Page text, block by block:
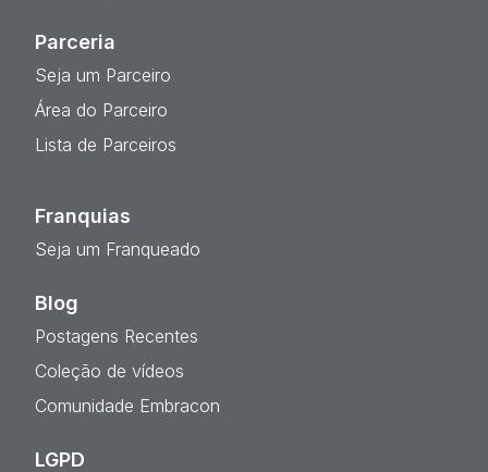
Parceria
Seja um Parceiro
Área do Parceiro
Lista de Parceiros
Franquias
Seja um Franqueado
Blog
Postagens Recentes
Coleção de vídeos
Comunidade Embracon
LGPD